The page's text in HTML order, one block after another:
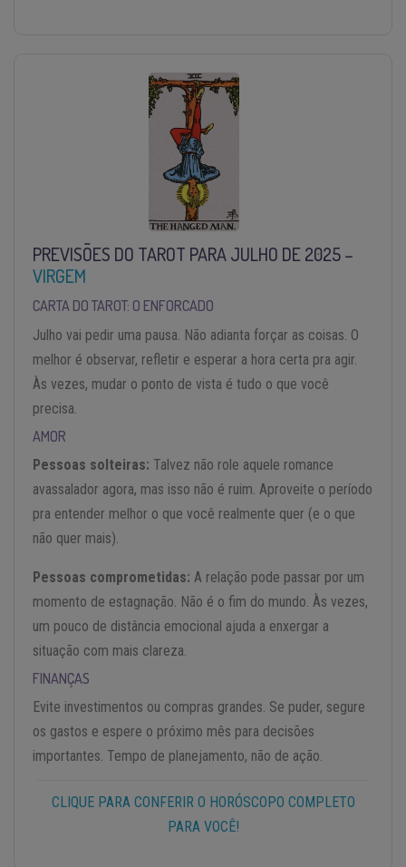
PREVISÕES DO TAROT PARA JULHO DE 2025 –
VIRGEM
CARTA DO TAROT: O ENFORCADO
Julho vai pedir uma pausa. Não adianta forçar as coisas. O
melhor é observar, refletir e esperar a hora certa pra agir.
Às vezes, mudar o ponto de vista é tudo o que você
precisa.
AMOR
Pessoas solteiras: Talvez não role aquele romance
avassalador agora, mas isso não é ruim. Aproveite o período
pra entender melhor o que você realmente quer (e o que
não quer mais).
Pessoas comprometidas: A relação pode passar por um
momento de estagnação. Não é o fim do mundo. Às vezes,
um pouco de distância emocional ajuda a enxergar a
situação com mais clareza.
FINANÇAS
Evite investimentos ou compras grandes. Se puder, segure
os gastos e espere o próximo mês para decisões
importantes. Tempo de planejamento, não de ação.
CLIQUE PARA CONFERIR O HORÓSCOPO COMPLETO
PARA VOCÊ!